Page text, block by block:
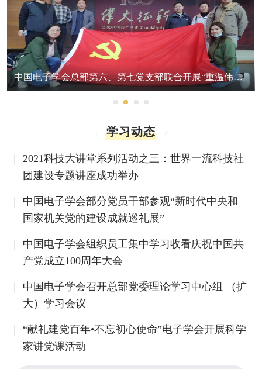
中国电子学会总部第六、第七党支部联合开展“重温伟大征程”主题党日活动
学习动态
2021科技大讲堂系列活动之三：世界一流科技社
团建设专题讲座成功举办
中国电子学会部分党员干部参观“新时代中央和
国家机关党的建设成就巡礼展”
中国电子学会组织员工集中学习收看庆祝中国共
产党成立100周年大会
中国电子学会召开总部党委理论学习中心组 （扩
大）学习会议
“献礼建党百年•不忘初心使命”电子学会开展科学
家讲党课活动